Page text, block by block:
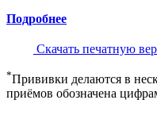
Подробнее
Скачать печатную
*Прививки делаются в
приёмов обозначена